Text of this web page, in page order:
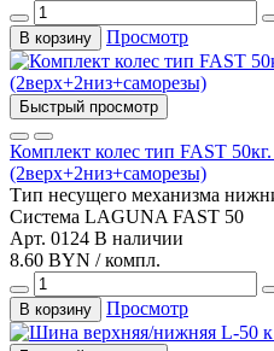
В корзину Просмотр
Быстрый просмотр
Комплект колес тип FAST
(2верх+2низ+саморезы)
Тип несущего механизма
Система LAGUNA FAST 50
Арт. 0124 В наличии
8.60 BYN / компл.
В корзину Просмотр